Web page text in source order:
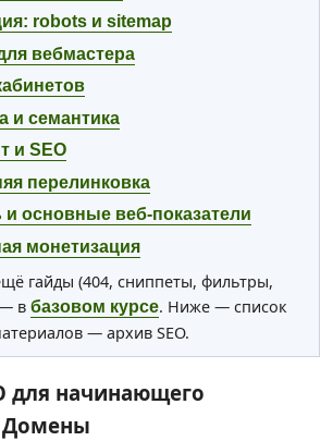
robots и sitemap
вебмастера
и семантика
и SEO
перелинковка
и основные веб-показатели
монетизация
гайды (404, сниппеты, фильтры,
в базовом курсе. Ниже — список
— архив SEO.
для начинающего
Домены